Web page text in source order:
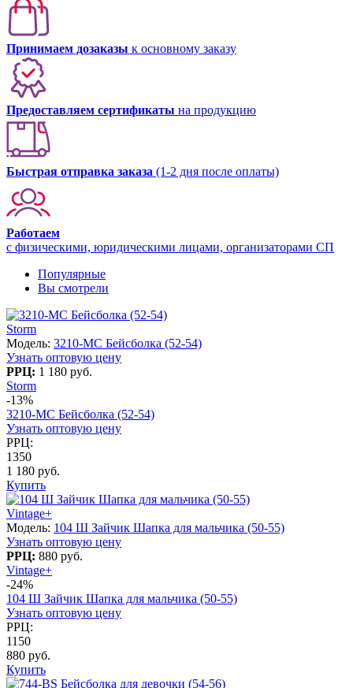
Принимаем дозаказы к основному заказу
Предоставляем сертификаты на продукцию
Быстрая отправка заказа (1-2 дня после оплаты)
Работаем
с физическими, юридическими лицами, организаторами СП
Популярные
Вы смотрели
Storm
Модель: 3210-МC Бейсболка (52-54)
Узнать оптовую цену
РРЦ: 1 180 руб.
Storm
-13%
3210-МC Бейсболка (52-54)
Узнать оптовую цену
РРЦ:
1350
1 180 руб.
Купить
Vintage+
Модель: 104 Ш Зайчик Шапка для мальчика (50-55)
Узнать оптовую цену
РРЦ: 880 руб.
Vintage+
-24%
104 Ш Зайчик Шапка для мальчика (50-55)
Узнать оптовую цену
РРЦ:
1150
880 руб.
Купить